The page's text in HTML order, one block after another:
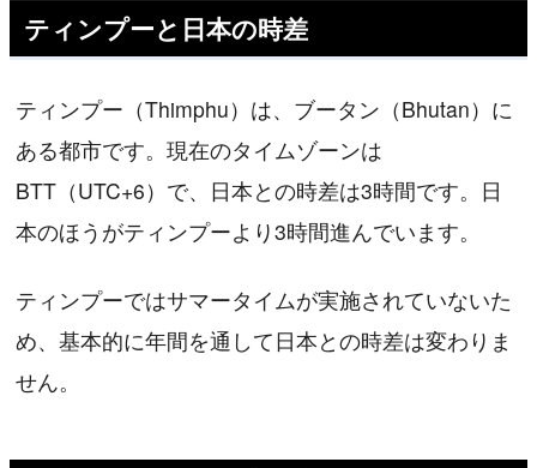
ティンプーと日本の時差
ティンプー（Thimphu）は、ブータン（Bhutan）に
ある都市です。現在のタイムゾーンは
BTT（UTC+6）で、日本との時差は3時間です。日
本のほうがティンプーより3時間進んでいます。
ティンプーではサマータイムが実施されていないた
め、基本的に年間を通して日本との時差は変わりま
せん。